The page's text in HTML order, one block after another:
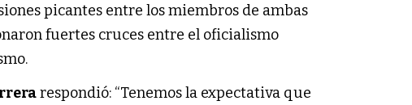
picantes entre los miembros de ambas
fuertes cruces entre el oficialismo
respondió: “Tenemos la expectativa que